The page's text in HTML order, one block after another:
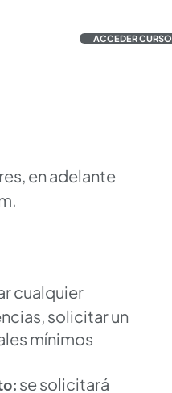
ACCEDER CURSO
en adelante
.
cualquier
solicitar un
mínimos
se solicitará